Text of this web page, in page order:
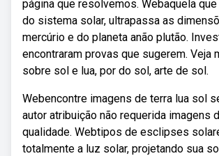
página que resolvemos. Webaquela
do sistema solar, ultrapassa as
mercúrio e do planeta anão plutão.
encontraram provas que sugerem. Veja
sobre sol e lua, por do sol, arte de sol.
Webencontre imagens de terra lua sol
autor atribuição não requerida imagens
qualidade. Webtipos de esclipses
totalmente a luz solar, projetando sua